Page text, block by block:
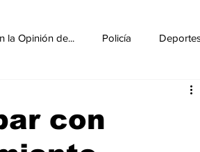
la Opinión de... Policía
con